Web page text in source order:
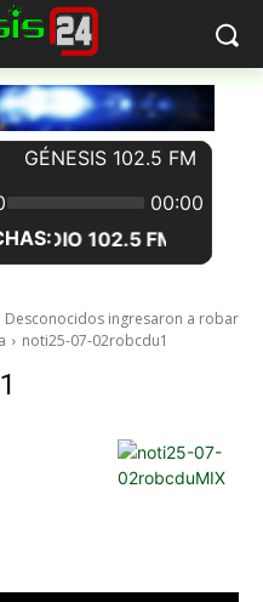
Desconocidos ingresaron a robar
noti25-07-02robcdu1